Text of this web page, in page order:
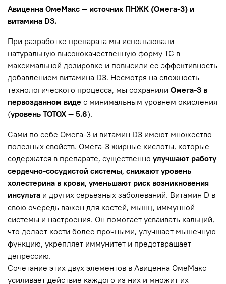
Авиценна ОмеМакс — источник ПНЖК (Омега-3) и
витамина D3.
При разработке препарата мы использовали
натуральную высококачественную форму TG в
максимальной дозировке и повысили ее эффективность
добавлением витамина D3. Несмотря на сложность
технологического процесса, мы сохранили Омега-3 в
первозданном виде с минимальным уровнем окисления
(уровень TOTOX — 5.6).
Сами по себе Омега-3 и витамин D3 имеют множество
полезных свойств. Омега-3 жирные кислоты, которые
содержатся в препарате, существенно улучшают работу
сердечно-сосудистой системы, снижают уровень
холестерина в крови, уменьшают риск возникновения
инсульта и других серьезных заболеваний. Витамин D в
свою очередь важен для костей, мышц, иммунной
системы и настроения. Он помогает усваивать кальций,
что делает кости более прочными, улучшает мышечную
функцию, укрепляет иммунитет и предотвращает
депрессию.
Сочетание этих двух элементов в Авиценна ОмеМакс
усиливает действие каждого из них и множит их